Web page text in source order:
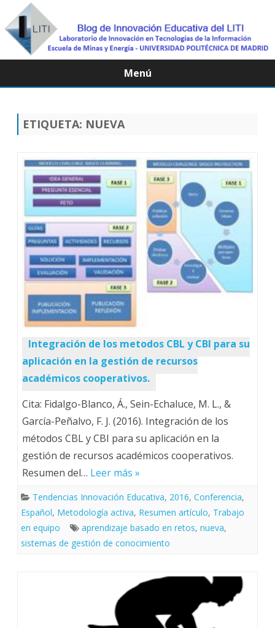
Menú
Saltar
ETIQUETA: NUEVA
Integración de los metodos CBL y CBI para su
aplicación en la gestión de recursos
académicos cooperativos.
Cita: Fidalgo-Blanco, Á., Sein-Echaluce, M. L., &
García-Peñalvo, F. J. (2016). Integración de los
métodos CBL y CBI para su aplicación en la
gestión de recursos académicos cooperativos.
Resumen del… Leer más »
Tendencias Innovación Educativa, 2016, Conferencia,
Español, Metodología activa, Resumen artículo, Trabajo
en equipo
aprendizaje basado en retos, nueva,
sistemas de gestión de conocimiento